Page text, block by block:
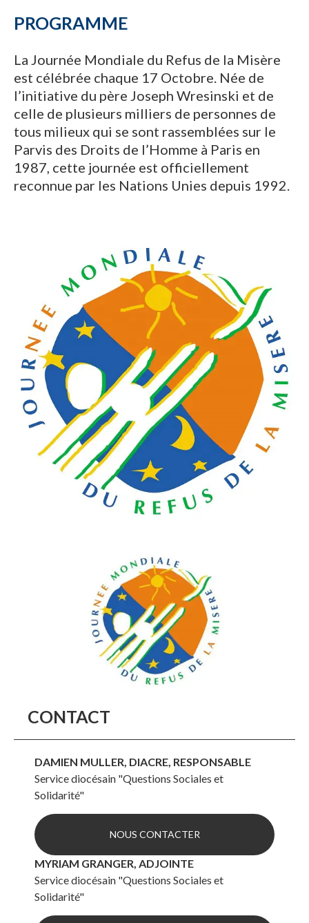
PROGRAMME
La Journée Mondiale du Refus de la Misère
est célébrée chaque 17 Octobre. Née de
l’initiative du père Joseph Wresinski et de
celle de plusieurs milliers de personnes de
tous milieux qui se sont rassemblées sur le
Parvis des Droits de l’Homme à Paris en
1987, cette journée est officiellement
reconnue par les Nations Unies depuis 1992.
CONTACT
DAMIEN MULLER, DIACRE, RESPONSABLE
Service diocésain "Questions Sociales et
Solidarité"
NOUS CONTACTER
MYRIAM GRANGER, ADJOINTE
Service diocésain "Questions Sociales et
Solidarité"